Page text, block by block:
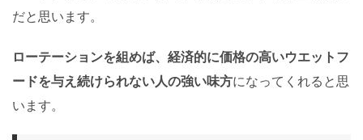
だと思います。
ローテーションを組めば、経済的に価格の高いウエットフ
ードを与え続けられない人の強い味方になってくれると思
います。